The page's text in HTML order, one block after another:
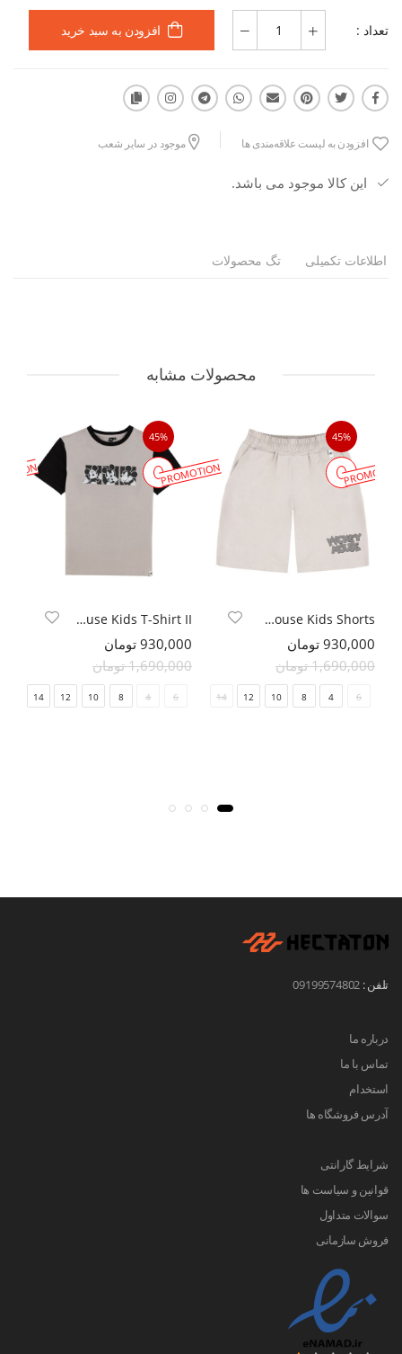
تعداد : افزودن به سبد خرید
افزودن به لیست علاقه‌مندی ها موجود در سایر شعب
این کالا موجود می باشد.
اطلاعات تکمیلی تگ محصولات
محصولات مشابه
45%
MickyMouse Kids Shorts
930,000 تومان
1,690,000 تومان
6
4
8
10
12
14
45%
PROMOTION
MickyMouse Kids T-Shirt II
930,000 تومان
1,690,000 تومان
6
4
8
10
12
14
تلفن : 09199574802
درباره ما
تماس با ما
استخدام
آدرس فروشگاه ها
شرایط گارانتی
قوانین و سیاست ها
سوالات متداول
فروش سازمانی